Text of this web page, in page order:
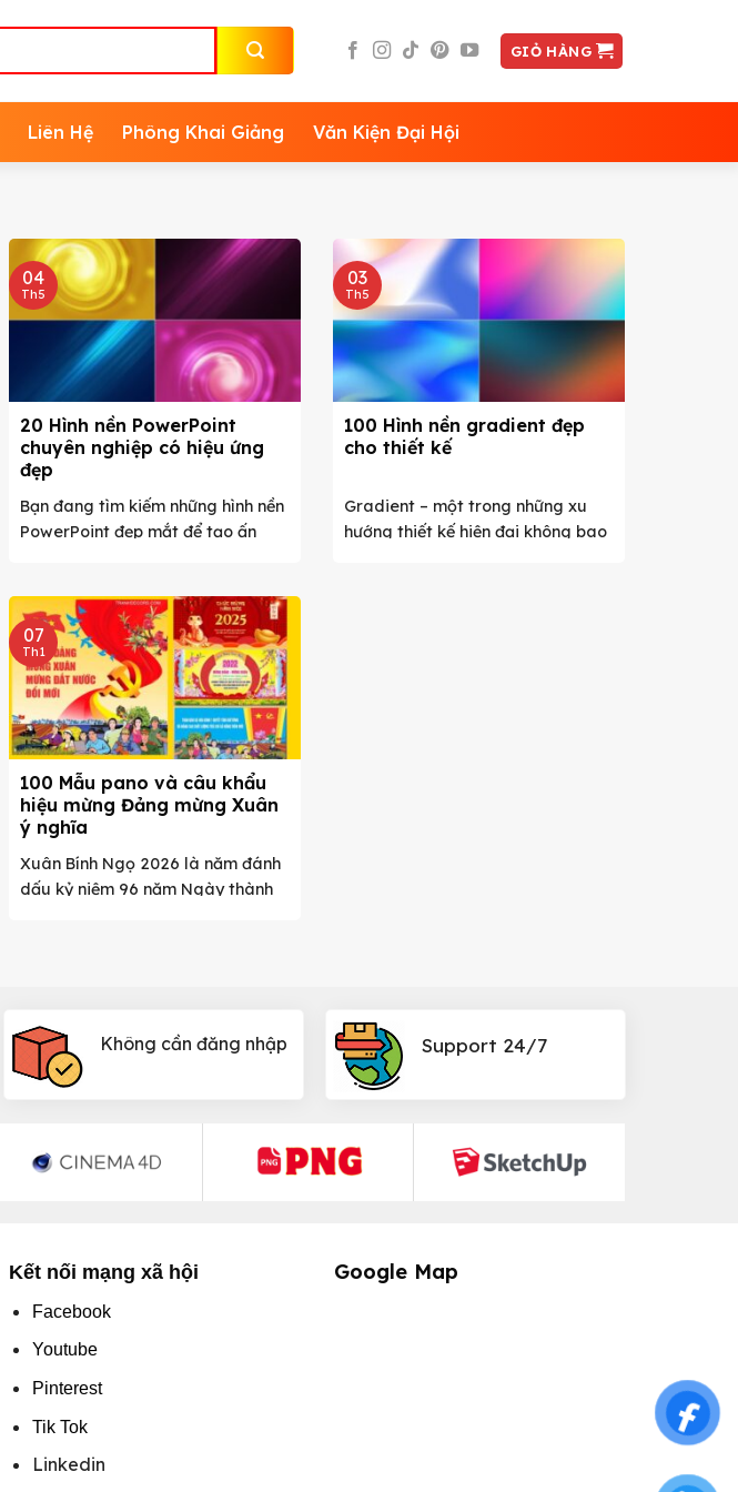
GIỎ HÀNG
Liên Hệ Phông Khai Giảng Văn Kiện Đại Hội
20 Hình nền PowerPoint
chuyên nghiệp có hiệu ứng
đẹp
Bạn đang tìm kiếm những hình nền
PowerPoint đẹp mắt để tạo ấn
04
Th5
100 Hình nền gradient đẹp
cho thiết kế
Gradient – một trong những xu
hướng thiết kế hiện đại không bao
03
Th5
100 Mẫu pano và câu khẩu
hiệu mừng Đảng mừng Xuân
ý nghĩa
Xuân Bính Ngọ 2026 là năm đánh
dấu kỷ niệm 96 năm Ngày thành
07
Th1
Không cần đăng nhập Support 24/7
Kết nối mạng xã hội
Facebook
Youtube
Pinterest
Tik Tok
Linkedin
Google Map